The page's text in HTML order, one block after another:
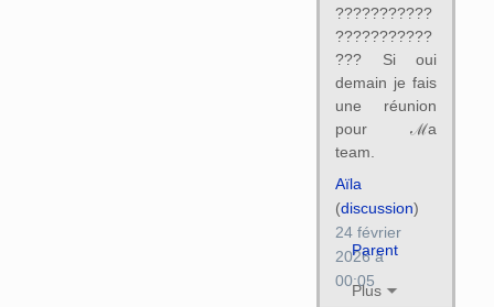
???????????
???????????
??? Si oui
demain je fais
une réunion
pour ℳa
team.
Parent
Plus
Aïla
(discussion)
24 février
2026 à
00:05